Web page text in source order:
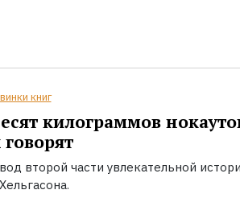
книг
килограммов
второй части увлекательной